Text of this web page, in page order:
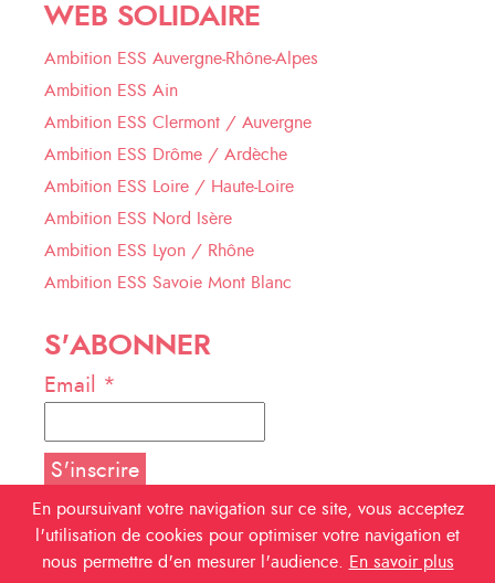
WEB SOLIDAIRE
Ambition ESS Auvergne-Rhône-Alpes
Ambition ESS Ain
Ambition ESS Clermont / Auvergne
Ambition ESS Drôme / Ardèche
Ambition ESS Loire / Haute-Loire
Ambition ESS Nord Isère
Ambition ESS Lyon / Rhône
Ambition ESS Savoie Mont Blanc
S'ABONNER
Email *
NOUS SUIVRE
En poursuivant votre navigation sur ce site, vous acceptez
l'utilisation de cookies pour optimiser votre navigation et
nous permettre d'en mesurer l'audience.
En savoir plus